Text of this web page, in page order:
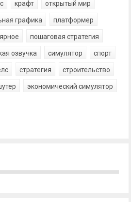
крафт открытый мир
графика платформер
пошаговая стратегия
озвучка симулятор спорт
стратегия строительство
экономический симулятор